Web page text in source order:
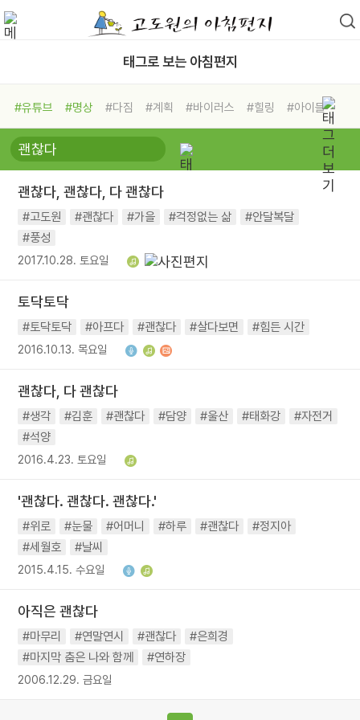
태그로 보는 아침편지
#유튜브 #명상 #다짐 #계획 #바이러스 #힐링
#아이들
#비전캠프
#독서캠프 #삶
#희망
#나눔 #친구 #링컨학교
#독서
#건강 #면역력
괜찮다, 괜찮다, 다 괜찮다
#고도원 #괜찮다 #가을 #걱정없는 삶
#안달복달
#풍성
2017.10.28. 토요일
토닥토닥
#토닥토닥 #아프다 #괜찮다 #살다보면 #힘든 시간
2016.10.13. 목요일
괜찮다, 다 괜찮다
#생각 #김훈 #괜찮다 #담양 #울산 #태화강
#자전거
#석양
2016.4.23. 토요일
'괜찮다. 괜찮다. 괜찮다.'
#위로 #눈물 #어머니 #하루 #괜찮다
#정지아
#세월호
#날씨
2015.4.15. 수요일
아직은 괜찮다
#마무리 #연말연시 #괜찮다
#은희경
#마지막 춤은 나와 함께
#연하장
2006.12.29. 금요일